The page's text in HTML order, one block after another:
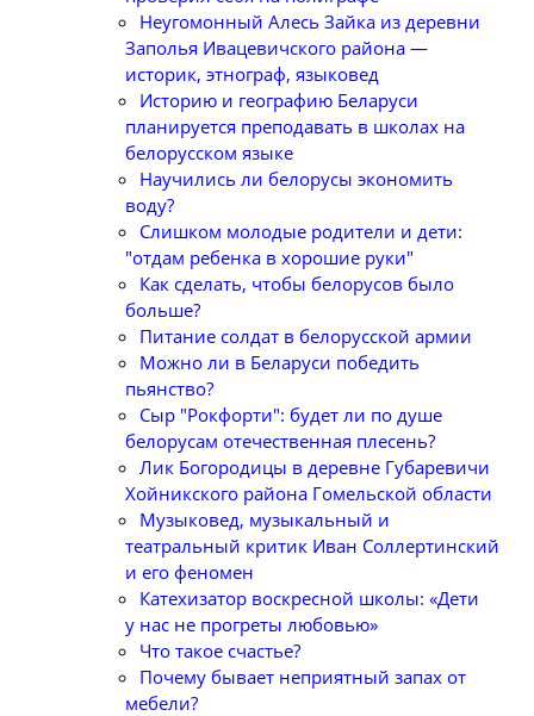
Неугомонный Алесь Зайка из деревни
Заполья Ивацевичского района —
историк, этнограф, языковед
Историю и географию Беларуси
планируется преподавать в школах на
белорусском языке
Научились ли белорусы экономить
воду?
Слишком молодые родители и дети:
"отдам ребенка в хорошие руки"
Как сделать, чтобы белорусов было
больше?
Питание солдат в белорусской армии
Можно ли в Беларуси победить
пьянство?
Сыр "Рокфорти": будет ли по душе
белорусам отечественная плесень?
Лик Богородицы в деревне Губаревичи
Хойникского района Гомельской области
Музыковед, музыкальный и
театральный критик Иван Соллертинский
и его феномен
Катехизатор воскресной школы: «Дети
у нас не прогреты любовью»
Что такое счастье?
Почему бывает неприятный запах от
мебели?